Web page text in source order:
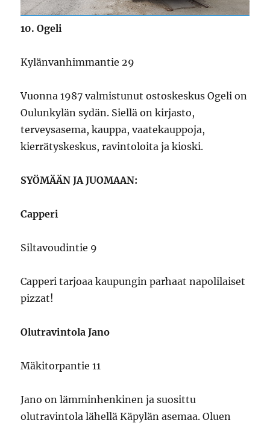
10. Ogeli
Kylänvanhimmantie 29
Vuonna 1987 valmistunut ostoskeskus Ogeli on
Oulunkylän sydän. Siellä on kirjasto,
terveysasema, kauppa, vaatekauppoja,
kierrätyskeskus, ravintoloita ja kioski.
SYÖMÄÄN JA JUOMAAN:
Capperi
Siltavoudintie 9
Capperi tarjoaa kaupungin parhaat napolilaiset
pizzat!
Olutravintola Jano
Mäkitorpantie 11
Jano on lämminhenkinen ja suosittu
olutravintola lähellä Käpylän asemaa. Oluen